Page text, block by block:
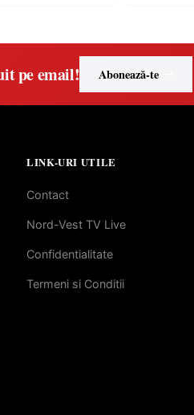
pe email! Abonează-te
LINK-URI UTILE
Contact
Nord-Vest TV Live
Confidentialitate
Termeni si Conditii